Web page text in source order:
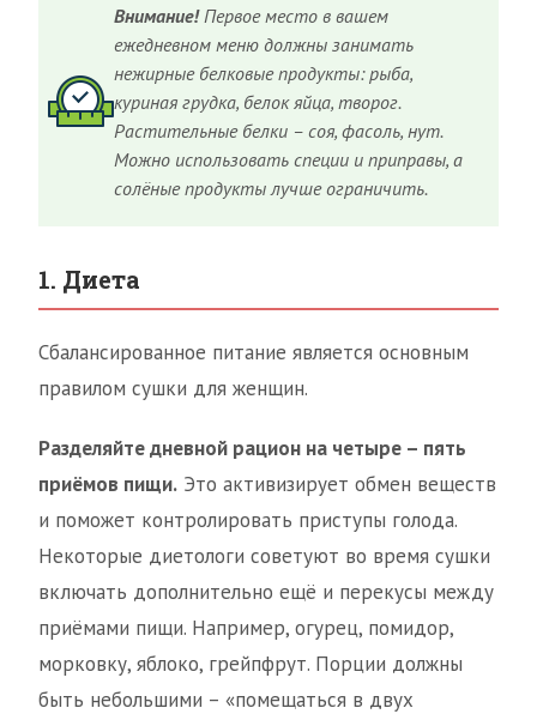
Внимание!Первое место в вашем
ежедневном меню должны занимать
нежирные белковые продукты: рыба,
куриная грудка, белок яйца, творог.
Растительные белки – соя, фасоль, нут.
Можно использовать специи и приправы, а
солёные продукты лучше ограничить.
1. Диета
Сбалансированное питание является основным
правилом сушки для женщин.
Разделяйте дневной рацион на четыре – пять
приёмов пищи. Это активизирует обмен веществ
и поможет контролировать приступы голода.
Некоторые диетологи советуют во время сушки
включать дополнительно ещё и перекусы между
приёмами пищи. Например, огурец, помидор,
морковку, яблоко, грейпфрут. Порции должны
быть небольшими – «помещаться в двух